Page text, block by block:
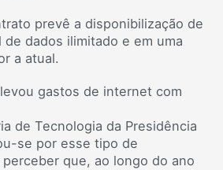
prevê a disponibilização de
de dados ilimitado e em uma
a atual.
gastos de internet com
de Tecnologia da Presidência
se por esse tipo de
que, ao longo do ano